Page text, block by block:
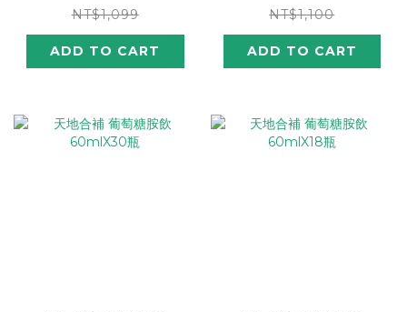
NT$1,099
ADD TO CART
NT$1,100
ADD TO CART